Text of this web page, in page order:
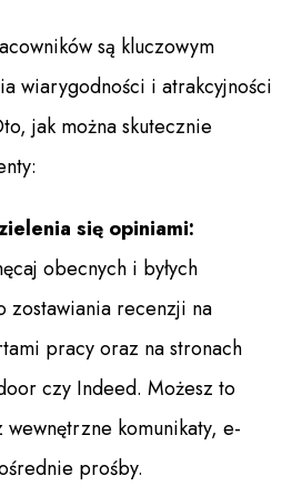
są kluczowym
wiarygodności i atrakcyjności
jak można skutecznie
się opiniami:
obecnych i byłych
zostawiania recenzji na
pracy oraz na stronach
czy Indeed. Możesz to
komunikaty, e-
prośby.